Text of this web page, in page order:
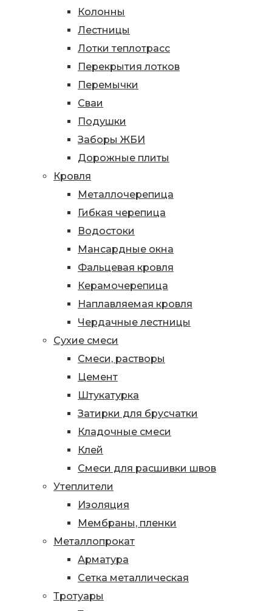
Колонны
Лестницы
Лотки теплотрасс
Перекрытия лотков
Перемычки
Сваи
Подушки
Заборы ЖБИ
Дорожные плиты
Кровля
Металлочерепица
Гибкая черепица
Водостоки
Мансардные окна
Фальцевая кровля
Керамочерепица
Наплавляемая кровля
Чердачные лестницы
Сухие смеси
Смеси, растворы
Цемент
Штукатурка
Затирки для брусчатки
Кладочные смеси
Клей
Смеси для расшивки швов
Утеплители
Изоляция
Мембраны, пленки
Металлопрокат
Арматура
Сетка металлическая
Тротуары